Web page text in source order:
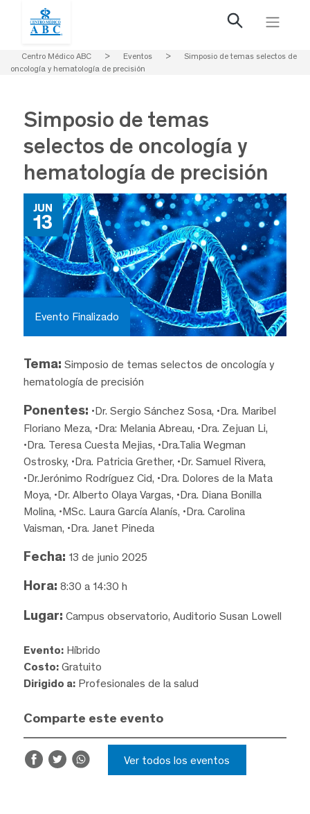
Centro Médico ABC > Eventos >
Simposio de temas selectos de
oncología y hematología de precisión
Simposio de temas
selectos de oncología y
hematología de precisión
JUN
13
Evento Finalizado
Tema: Simposio de temas selectos de oncología y
hematología de precisión
Ponentes: •Dr. Sergio Sánchez Sosa, •Dra. Maribel
Floriano Meza, •Dra: Melania Abreau, •Dra. Zejuan Li,
•Dra. Teresa Cuesta Mejias, •Dra.Talia Wegman
Ostrosky, •Dra. Patricia Grether, •Dr. Samuel Rivera,
•Dr.Jerónimo Rodríguez Cid, •Dra. Dolores de la Mata
Moya, •Dr. Alberto Olaya Vargas, •Dra. Diana Bonilla
Molina, •MSc. Laura García Alanís, •Dra. Carolina
Vaisman, •Dra. Janet Pineda
Fecha: 13 de junio 2025
Hora: 8:30 a 14:30 h
Lugar: Campus observatorio, Auditorio Susan Lowell
Evento:Híbrido
Costo:Gratuito
Dirigido a:Profesionales de la salud
Comparte este evento
Ver todos los eventos